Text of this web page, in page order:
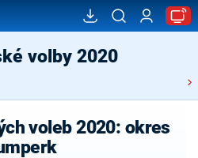
volby 2020
voleb 2020: okres